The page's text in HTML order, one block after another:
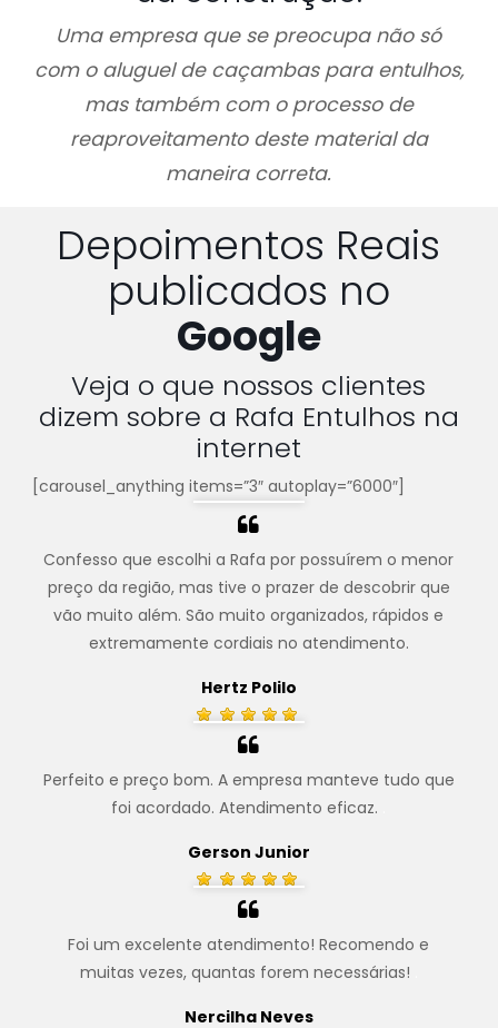
Uma empresa que se preocupa não só
com o aluguel de caçambas para entulhos,
mas também com o processo de
reaproveitamento deste material da
maneira correta.
Depoimentos Reais
publicados no
Google
Veja o que nossos clientes
dizem sobre a Rafa Entulhos na
internet
[carousel_anything items=”3″ autoplay=”6000″]
Confesso que escolhi a Rafa por possuírem o menor
preço da região, mas tive o prazer de descobrir que
vão muito além. São muito organizados, rápidos e
extremamente cordiais no atendimento.
Hertz Polilo
Perfeito e preço bom. A empresa manteve tudo que
foi acordado. Atendimento eficaz.
Gerson Junior
Foi um excelente atendimento! Recomendo e
muitas vezes, quantas forem necessárias!
Nercilha Neves